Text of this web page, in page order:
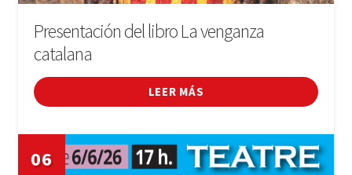
Presentación del libro La venganza
catalana
LEER MÁS
06